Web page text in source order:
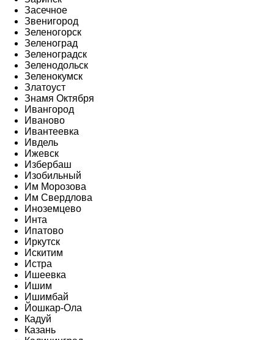
Засечное
Звенигород
Зеленогорск
Зеленоград
Зеленоградск
Зеленодольск
Зеленокумск
Златоуст
Знамя Октября
Ивангород
Иваново
Ивантеевка
Ивдель
Ижевск
Избербаш
Изобильный
Им Морозова
Им Свердлова
Иноземцево
Инта
Ипатово
Иркутск
Искитим
Истра
Ишеевка
Ишим
Ишимбай
Йошкар-Ола
Кадуй
Казань